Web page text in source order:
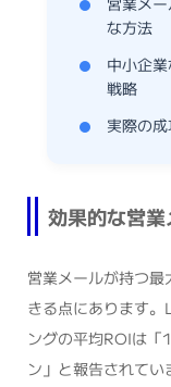
な方法
中小企
戦略
実際の
効果的な営
営業メールが持つ
きる点にあります
ングの平均ROIは
ン」と報告されてい